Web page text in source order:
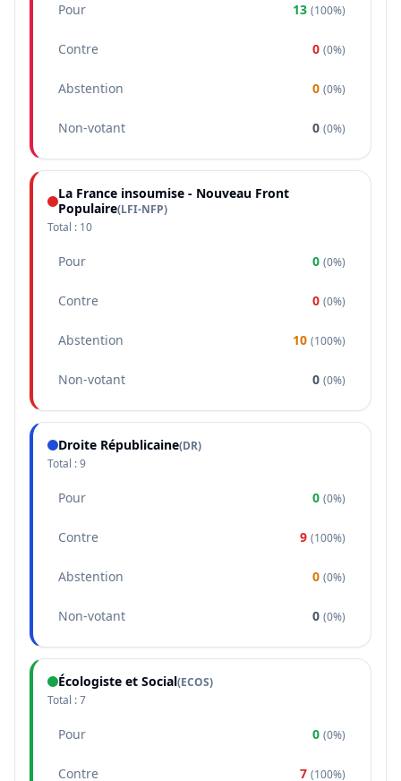
Pour 13 (100%)
Contre 0 (0%)
Abstention 0 (0%)
Non-votant 0 (0%)
La France insoumise - Nouveau Front
Populaire(LFI-NFP)
Total : 10
Pour 0 (0%)
Contre 0 (0%)
Abstention 10 (100%)
Non-votant 0 (0%)
Droite Républicaine(DR)
Total :9
Pour 0 (0%)
Contre 9 (100%)
Abstention 0 (0%)
Non-votant 0 (0%)
Écologiste et Social(ECOS)
Total :7
Pour 0 (0%)
Contre 7 (100%)